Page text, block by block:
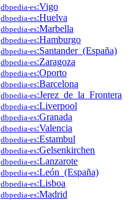
dbpedia-es:Vigo
dbpedia-es:Huelva
dbpedia-es:Marbella
dbpedia-es:Hamburgo
dbpedia-es:Santander_(España)
dbpedia-es:Zaragoza
dbpedia-es:Oporto
dbpedia-es:Barcelona
dbpedia-es:Jerez_de_la_Frontera
dbpedia-es:Liverpool
dbpedia-es:Granada
dbpedia-es:Valencia
dbpedia-es:Estambul
dbpedia-es:Gelsenkirchen
dbpedia-es:Lanzarote
dbpedia-es:León_(España)
dbpedia-es:Lisboa
dbpedia-es:Madrid